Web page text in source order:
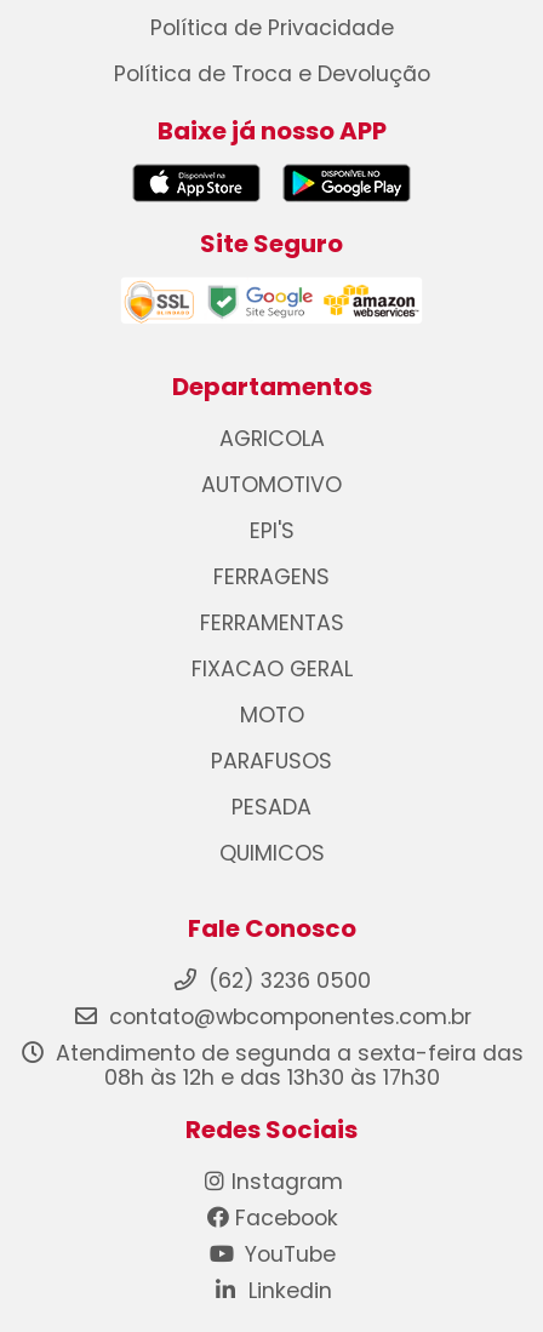
Política de Privacidade
Política de Troca e Devolução
Baixe já nosso APP
Site Seguro
Departamentos
AGRICOLA
AUTOMOTIVO
EPI'S
FERRAGENS
FERRAMENTAS
FIXACAO GERAL
MOTO
PARAFUSOS
PESADA
QUIMICOS
Fale Conosco
(62) 3236 0500
contato@wbcomponentes.com.br
Atendimento de segunda a sexta-feira das
08h às 12h e das 13h30 às 17h30
Redes Sociais
Instagram
Facebook
YouTube
Linkedin